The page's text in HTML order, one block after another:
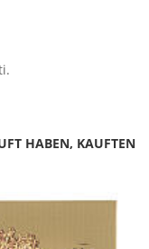
HABEN, KAUFTEN